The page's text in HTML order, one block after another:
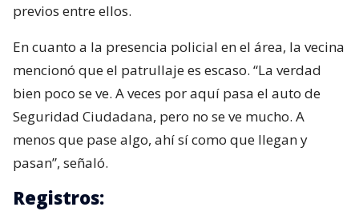
previos entre ellos.
En cuanto a la presencia policial en el área, la vecina
mencionó que el patrullaje es escaso. “La verdad
bien poco se ve. A veces por aquí pasa el auto de
Seguridad Ciudadana, pero no se ve mucho. A
menos que pase algo, ahí sí como que llegan y
pasan”, señaló.
Registros: